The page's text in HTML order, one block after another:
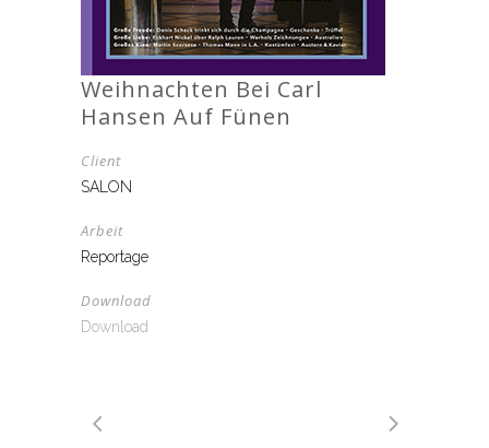
Weihnachten Bei Carl
Hansen Auf Fünen
Client
SALON
Arbeit
Reportage
Download
Download